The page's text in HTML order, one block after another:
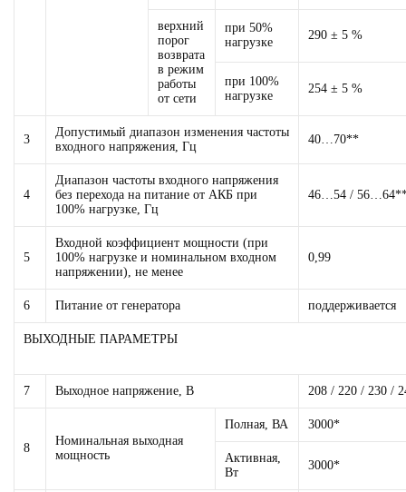
верхний
порог
возврата
в режим
работы
от сети
при 50%
нагрузке
290 ± 5 %
при 100%
нагрузке
254 ± 5 %
3
Допустимый диапазон изменения частоты
входного напряжения, Гц
40…70**
4
Диапазон частоты входного напряжения
без перехода на питание от АКБ при
100% нагрузке, Гц
46…54 /
5
Входной коэффициент мощности (при
100% нагрузке и номинальном входном
напряжении), не менее
0,99
6 Питание от генератора поддерживается
ВЫХОДНЫЕ ПАРАМЕТРЫ
7 Выходное напряжение, В 208 / 220 / 230 /
8
Номинальная выходная
мощность
Полная, ВА 3000*
Активная,
Вт
3000*